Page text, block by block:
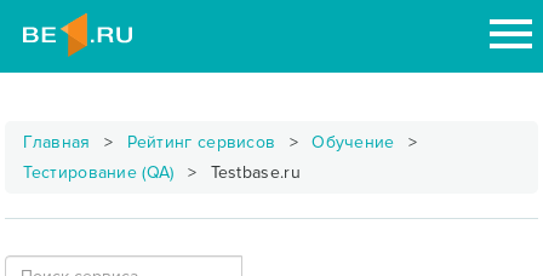
Главная Рейтинг сервисов
Обучение
Тестирование (QA)
Testbase.ru